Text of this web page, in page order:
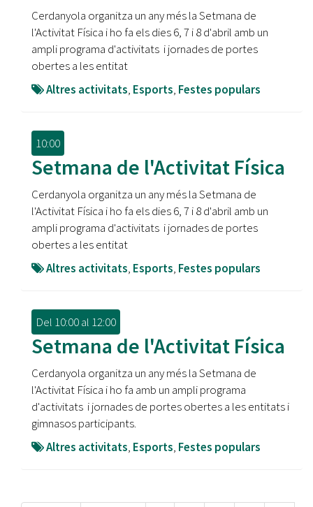
Cerdanyola organitza un any més la Setmana de
l'Activitat Física i ho fa els dies 6, 7 i 8 d'abril amb un
ampli programa d'activitats i jornades de portes
obertes a les entitat
Altres activitats, Esports, Festes populars
10:00
Setmana de l'Activitat Física
Cerdanyola organitza un any més la Setmana de
l'Activitat Física i ho fa els dies 6, 7 i 8 d'abril amb un
ampli programa d'activitats i jornades de portes
obertes a les entitat
Altres activitats, Esports, Festes populars
Del 10:00al 12:00
Setmana de l'Activitat Física
Cerdanyola organitza un any més la Setmana de
l'Activitat Física i ho fa amb un ampli programa
d'activitats i jornades de portes obertes a les entitats i
gimnasos participants.
Altres activitats, Esports, Festes populars